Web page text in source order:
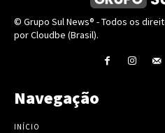
© Grupo Sul News® - Todos os
por Cloudbe (Brasil).
Navegação
INÍCIO